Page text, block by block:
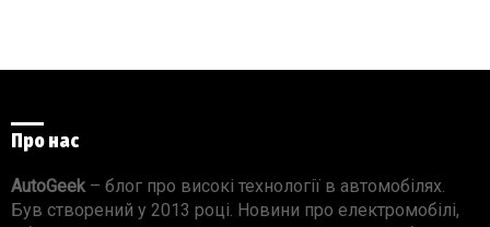
Про нас
AutoGeek– блог про високі технології в автомобілях.
Був створений у 2013 році. Новини про електромобілі,